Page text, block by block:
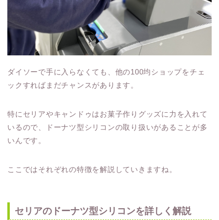
ダイソーで手に入らなくても、他の100均ショップをチェ
ックすればまだチャンスがあります。
特にセリアやキャンドゥはお菓子作りグッズに力を入れて
いるので、ドーナツ型シリコンの取り扱いがあることが多
いんです。
ここではそれぞれの特徴を解説していきますね。
セリアのドーナツ型シリコンを詳しく解説